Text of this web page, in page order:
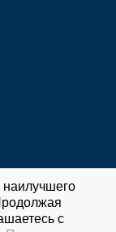
1 «Г»
с